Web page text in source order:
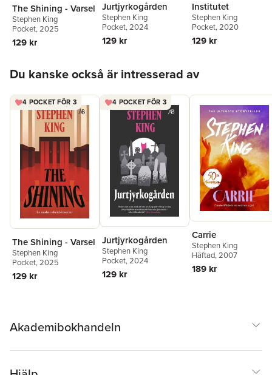
The Shining - Varsel
Stephen King
Pocket, 2025
129 kr
Jurtjyrkogården
Stephen King
Pocket, 2024
129 kr
Institutet
Stephen King
Pocket, 2020
129 kr
Du kanske också är intresserad av
4 POCKET FÖR 3
The Shining - Varsel
Stephen King
Pocket, 2025
129 kr
4 POCKET FÖR 3
Jurtjyrkogården
Stephen King
Pocket, 2024
129 kr
Carrie
Stephen King
Häftad, 2007
189 kr
Akademibokhandeln